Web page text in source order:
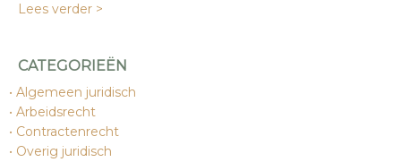
Lees verder >
CATEGORIEËN
Algemeen juridisch
Arbeidsrecht
Contractenrecht
Overig juridisch